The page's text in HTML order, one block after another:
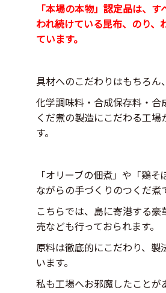
「本場の本物」認定品は、
われ続けている昆布、のり
ています。
具材へのこだわりはもちろ
化学調味料・合成保存料・
くだ煮の製造にこだわる工
す。
「オリーブの佃煮」や「鶏
ながらの手づくりのつくだ煮
こちらでは、島に寄港する
売なども行っておられます。
原料は徹底的にこだわり、
います。
私も工場へお邪魔したことが